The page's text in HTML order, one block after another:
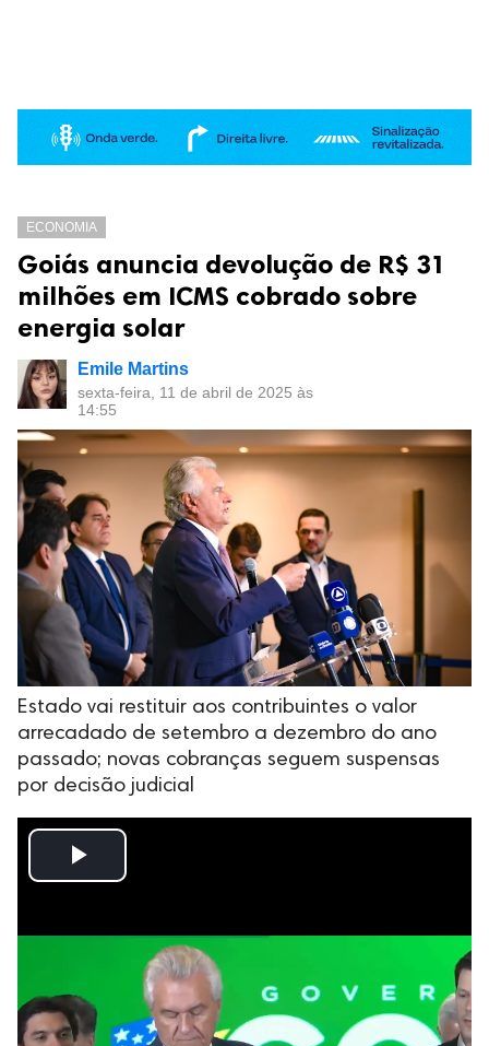
ECONOMIA
Goiás anuncia devolução de R$ 31
milhões em ICMS cobrado sobre
energia solar
Emile Martins
sexta-feira, 11 de abril de 2025 às
14:55
Estado vai restituir aos contribuintes o valor
arrecadado de setembro a dezembro do ano
passado; novas cobranças seguem suspensas
por decisão judicial
Play
Video